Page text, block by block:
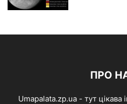
ПРО
Umapalata.zp.ua - тут цікава